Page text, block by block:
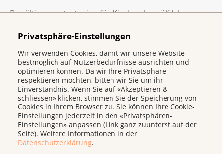
Privatsphäre-Einstellungen
Wir verwenden Cookies, damit wir unsere Website
bestmöglich auf Nutzerbedürfnisse ausrichten und
optimieren können. Da wir Ihre Privatsphäre
respektieren möchten, bitten wir Sie um ihr
Einverständnis. Wenn Sie auf «Akzeptieren &
schliessen» klicken, stimmen Sie der Speicherung von
Cookies in Ihrem Browser zu. Sie können Ihre Cookie-
Einstellungen jederzeit in den «Privatsphären-
Einstellungen» anpassen (Link ganz zuunterst auf der
Seite). Weitere Informationen in der
Datenschutzerklärung.
Bewältigungsstrategien für Kinder ab zwölf Jahren
gemeinsam ein Lieblingslied suchen
zusammen kochen oder backen
ein Poster gestalten mit Ideen für Hänger-Tage
Ideen gegen schlechte Stimmung sammeln
Unterstützung holen
Manchmal ist es nicht möglich, alles alleine zu tragen.